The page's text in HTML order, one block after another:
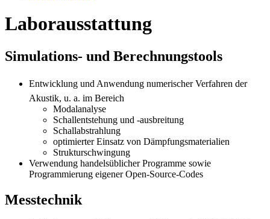
Laborausstattung
Simulations- und Berechnungstools
Entwicklung und Anwendung numerischer Verfahren der
Akustik, u. a. im Bereich
Modalanalyse
Schallentstehung und -ausbreitung
Schallabstrahlung
optimierter Einsatz von Dämpfungsmaterialien
Strukturschwingung
Verwendung handelsüblicher Programme sowie
Programmierung eigener Open-Source-Codes
Messtechnik